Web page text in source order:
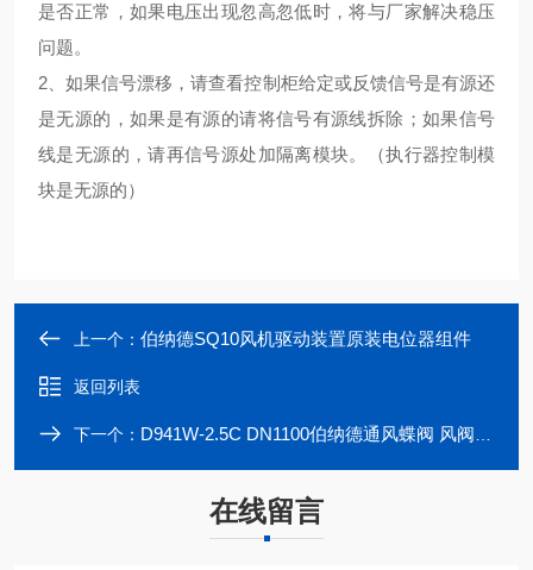
是否正常，如果电压出现忽高忽低时，将与厂家解决稳压
问题。
2、如果信号漂移，请查看控制柜给定或反馈信号是有源还
是无源的，如果是有源的请将信号有源线拆除；如果信号
线是无源的，请再信号源处加隔离模块。（执行器控制模
块是无源的）
上一个： 伯纳德SQ10风机驱动装置原装电位器组件
返回列表
下一个： D941W-2.5C DN1100伯纳德通风蝶阀 风阀电动执行器
在线留言